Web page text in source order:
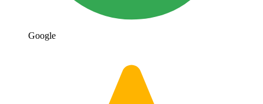
Google